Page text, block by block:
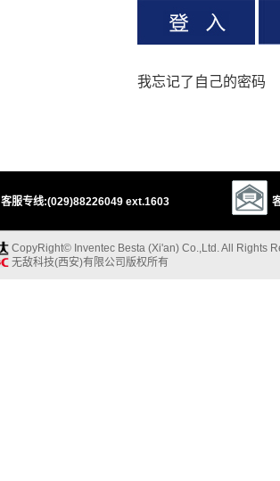
我忘记了自己的密码
客服专线:(029)88226049 ext.1603
CopyRight© Inventec Besta (Xi'an) Co.,Ltd. All Rights
无敌科技(西安)有限公司版权所有